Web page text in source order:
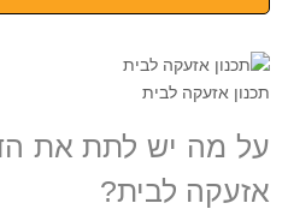
תכנון אזעקה לבית
על מה יש לתת את
אזעקה לבית?